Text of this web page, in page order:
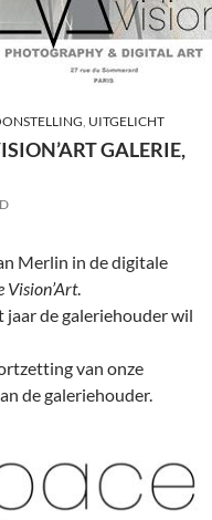
, UITGELICHT
GALERIE,
Merlin in de digitale
Vision’Art.
de galeriehouder wil
van onze
de galeriehouder.